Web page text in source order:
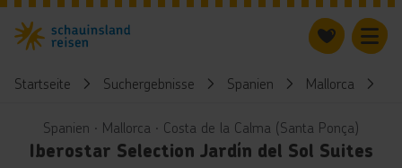
Startseite Suchergebnisse Spanien Mallorca
Spanien ∙ Mallorca ∙ Costa de la Calma (Santa Ponça)
Iberostar Selection Jardín del Sol Suites